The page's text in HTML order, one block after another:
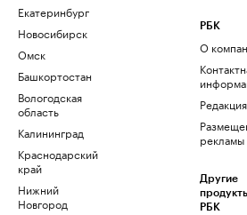
Екатеринбург
Новосибирск
Омск
Башкортостан
Вологодская
область
Калининград
Краснодарский
край
Нижний
Новгород
РБК
О
Редакция
рекламы
Другие
РБК